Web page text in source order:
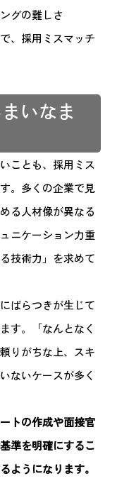
グの難しさ
、採用ミスマッチ
いなま
ことも、採用ミス
。多くの企業で見
る人材像が異なる
ニケーション力重
技術力」を求めて
ばらつきが生じて
す。「なんとなく
りがちな上、スキ
ないケースが多く
トの作成や面接官
準を明確にするこ
ようになります。